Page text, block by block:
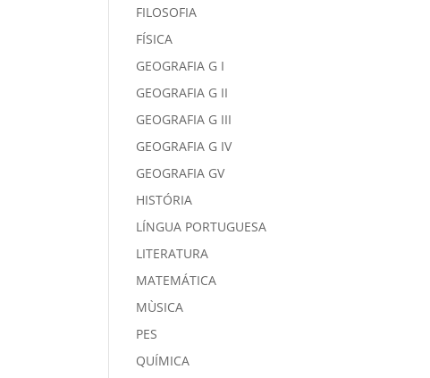
FILOSOFIA
FÍSICA
GEOGRAFIA G I
GEOGRAFIA G II
GEOGRAFIA G III
GEOGRAFIA G IV
GEOGRAFIA GV
HISTÓRIA
LÍNGUA PORTUGUESA
LITERATURA
MATEMÁTICA
MÙSICA
PES
QUÍMICA